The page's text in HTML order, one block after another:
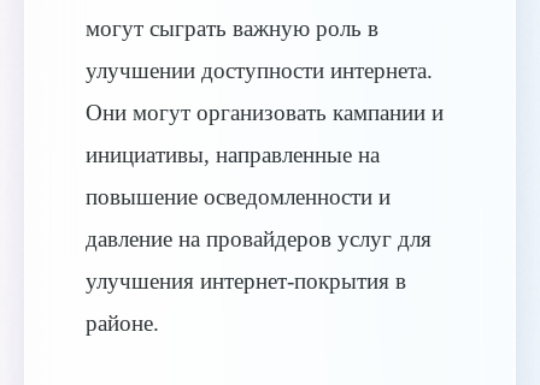
могут сыграть важную роль в
улучшении доступности интернета.
Они могут организовать кампании и
инициативы, направленные на
повышение осведомленности и
давление на провайдеров услуг для
улучшения интернет-покрытия в
районе.